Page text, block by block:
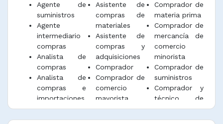
Desempeñar funciones afines.
Agente de
suministros
Agente
intermediario
compras
Analista de
compras
Analista de
compras e
importaciones
Analista de
compras y
Asistente de
compras de
materiales
Asistente de
compras y
adquisiciones
Comprador
Comprador de
comercio
mayorista
Comprador de
comercio
Comprador de
materia prima
Comprador de
mercancía de
comercio
minorista
Comprador de
suministros
Comprador y
técnico de
mercadeo
Cotizador